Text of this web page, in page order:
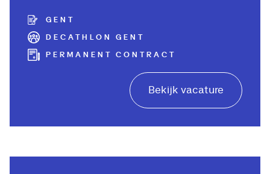
GENT
DECATHLON GENT
PERMANENT CONTRACT
Bekijk vacature